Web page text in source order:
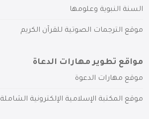
السنة النبوية وعلومها
موقع الترجمات الصوتية للقرآن الكريم
مواقع تطوير مهارات الدعاة
موقع مهارات الدعوة
موقع المكتبة الإسلامية الإلكترونية الشاملة